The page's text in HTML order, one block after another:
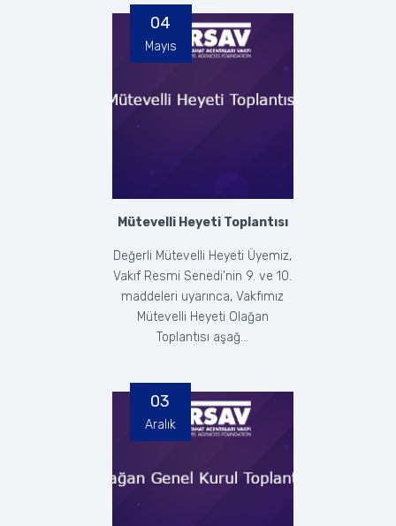
Mütevelli Heyeti Toplantısı
Değerli Mütevelli Heyeti Üyemiz,
Vakıf Resmi Senedi’nin 9. ve 10.
maddeleri uyarınca, Vakfımız
Mütevelli Heyeti Olağan
Toplantısı aşağ...
04
Mayıs
03
Aralık